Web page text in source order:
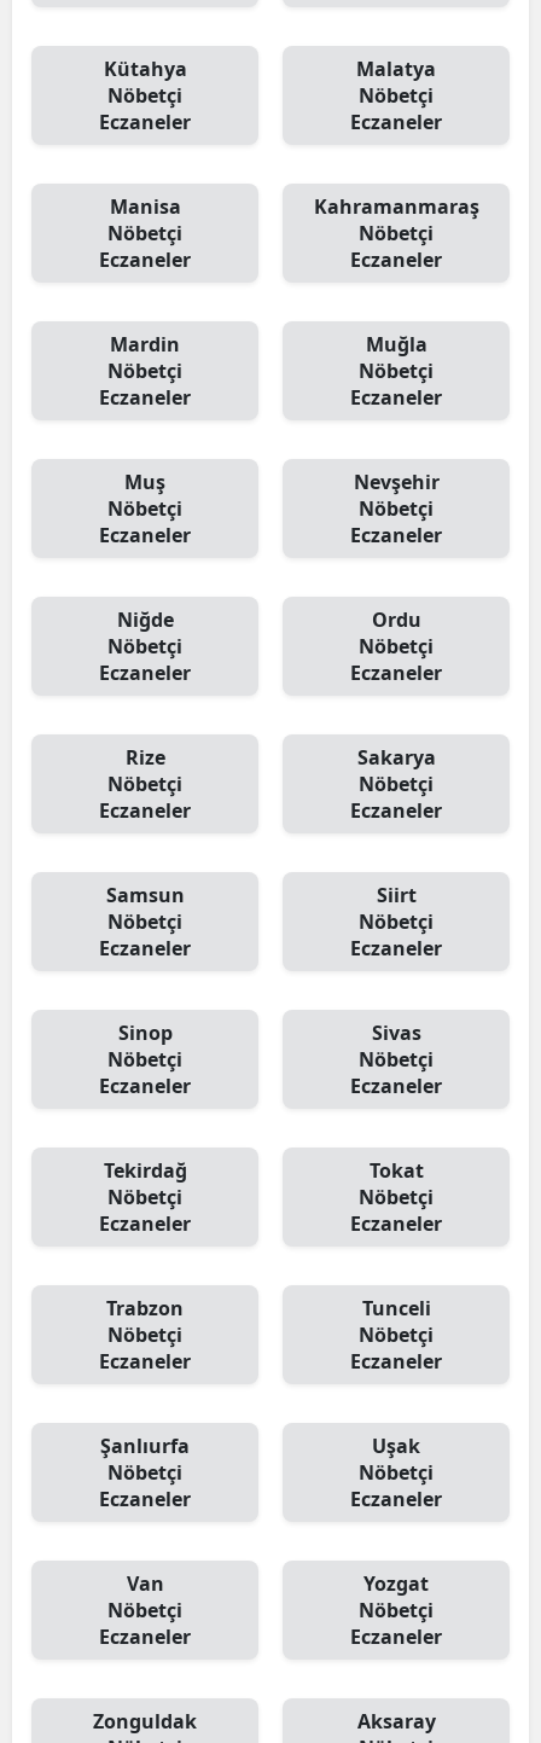
Kütahya
Nöbetçi
Eczaneler
Malatya
Nöbetçi
Eczaneler
Manisa
Nöbetçi
Eczaneler
Kahramanmaraş
Nöbetçi
Eczaneler
Mardin
Nöbetçi
Eczaneler
Muğla
Nöbetçi
Eczaneler
Muş
Nöbetçi
Eczaneler
Nevşehir
Nöbetçi
Eczaneler
Niğde
Nöbetçi
Eczaneler
Ordu
Nöbetçi
Eczaneler
Rize
Nöbetçi
Eczaneler
Sakarya
Nöbetçi
Eczaneler
Samsun
Nöbetçi
Eczaneler
Siirt
Nöbetçi
Eczaneler
Sinop
Nöbetçi
Eczaneler
Sivas
Nöbetçi
Eczaneler
Tekirdağ
Nöbetçi
Eczaneler
Tokat
Nöbetçi
Eczaneler
Trabzon
Nöbetçi
Eczaneler
Tunceli
Nöbetçi
Eczaneler
Şanlıurfa
Nöbetçi
Eczaneler
Uşak
Nöbetçi
Eczaneler
Van
Nöbetçi
Eczaneler
Yozgat
Nöbetçi
Eczaneler
Zonguldak
Aksaray